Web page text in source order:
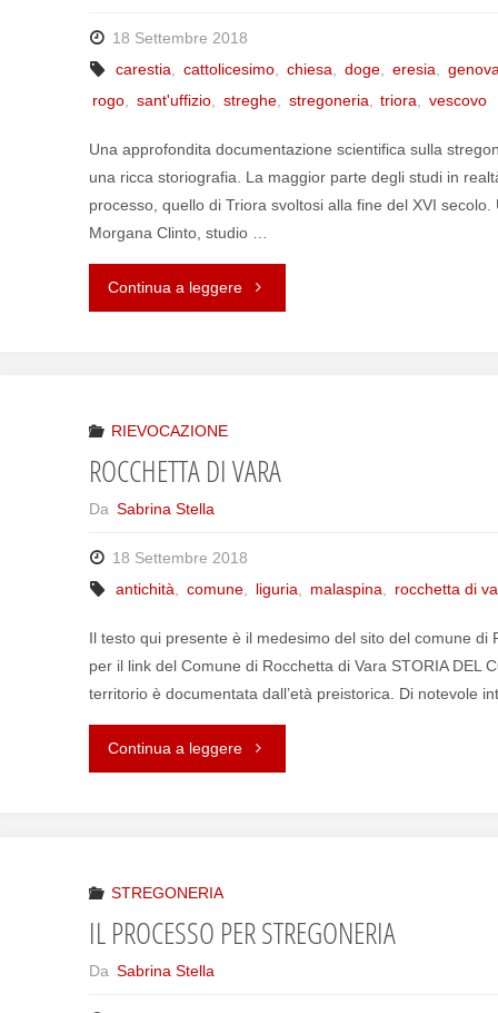
18 Settembre 2018
carestia
cattolicesimo chiesa doge, eresia
rogo, sant'uffizio, streghe, stregoneria triora vescovo
Una approfondita documentazione scientifica sulla
una ricca storiografia. La maggior parte degli studi in
processo, quello di Triora svoltosi alla fine del XVI
Morgana Clinto, studio …
Continua a leggere "STREGHE
RIEVOCAZIONE
ROCCHETTA DI VARA
Da Sabrina Stella
18 Settembre 2018
antichità
comune liguria malaspina rocchetta di
Il testo qui presente è il medesimo del sito del comune di
per il link del Comune di Rocchetta di Vara STORIA DEL
territorio è documentata dall’età preistorica. Di notevole
Continua a leggere "ROCCHETTA
STREGONERIA
IL PROCESSO PER STREGONERIA
Da Sabrina Stella